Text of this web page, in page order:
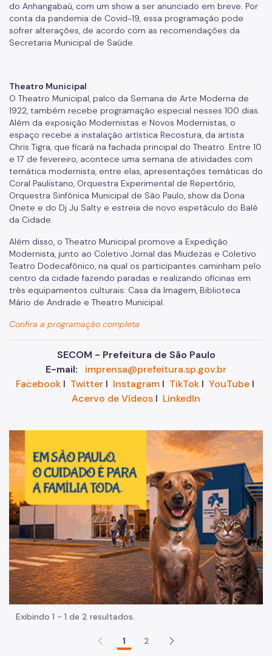
do Anhangabaú, com um show a ser anunciado em breve. Por
conta da pandemia de Covid-19, essa programação pode
sofrer alterações, de acordo com as recomendações da
Secretaria Municipal de Saúde.
Theatro Municipal
O Theatro Municipal, palco da Semana de Arte Moderna de
1922, também recebe programação especial nesses 100 dias.
Além da exposição Modernistas e Novos Modernistas, o
espaço recebe a instalação artística Recostura, da artista
Chris Tigra, que ficará na fachada principal do Theatro. Entre 10
e 17 de fevereiro, acontece uma semana de atividades com
temática modernista, entre elas, apresentações temáticas do
Coral Paulistano, Orquestra Experimental de Repertório,
Orquestra Sinfônica Municipal de São Paulo, show da Dona
Onete e do Dj Ju Salty e estreia de novo espetáculo do Balé
da Cidade.
Além disso, o Theatro Municipal promove a Expedição
Modernista, junto ao Coletivo Jornal das Miudezas e Coletivo
Teatro Dodecafônico, na qual os participantes caminham pelo
centro da cidade fazendo paradas e realizando oficinas em
três equipamentos culturais: Casa da Imagem, Biblioteca
Mário de Andrade e Theatro Municipal.
Confira a programação completa
SECOM - Prefeitura de São Paulo
E-mail:
imprensa@prefeitura.sp.gov.br
FacebookI TwitterI InstagramI TikTokI YouTubeI
Acervo de Vídeos I LinkedIn
Exibindo 1 - 1 de 2 resultados.
1 2